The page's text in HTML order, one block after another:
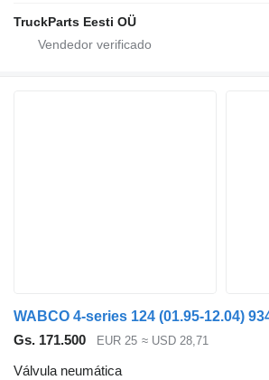
TruckParts Eesti OÜ
Gs. 171.500 EUR 25 ≈ USD 28,71
Válvula neumática